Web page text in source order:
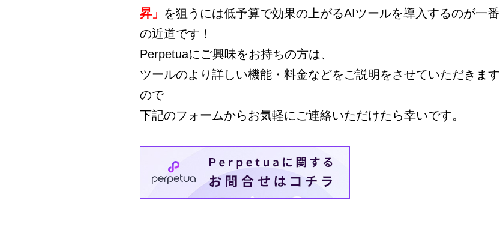
昇」 を狙うには低予算で効果の上がるAIツールを導入するのが一番
の近道です！
Perpetuaにご興味をお持ちの方は、
ツールのより詳しい機能・料金などをご説明をさせていただきます
ので
下記のフォームからお気軽にご連絡いただけたら幸いです。